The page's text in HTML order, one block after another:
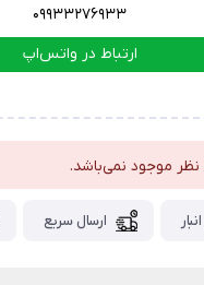
۰۹۹۳۳۲۷۶۹۳۳
ارتباط در واتس‌اپ
موجود نمی‌باشد.
ارسال سریع